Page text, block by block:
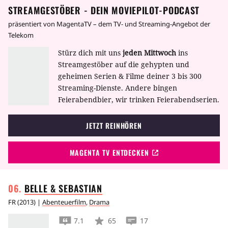
leichtes Vorhaben, da der raffinierte Fantomas
in die verschiedensten Masken schlüpft und
attraktiven Fotografin Helène endlich das
große Geheimnis um Fantomas lüften. Als die
beiden einen Artikel über ein erfundenes
Interview mit Fantomas veröffentlichen, rächt
sich dieser auf seine ganz spezielle Weise.
STREAMGESTÖBER - DEIN MOVIEPILOT-PODCAST
präsentiert von MagentaTV – dem TV- und Streaming-Angebot der
Telekom
Stürz dich mit uns jeden Mittwoch ins
Streamgestöber auf die gehypten und
geheimen Serien & Filme deiner 3 bis 300
Streaming-Dienste. Andere bingen
Feierabendbier, wir trinken Feierabendserien.
JETZT REINHÖREN
MAGENTA TV ENTDECKEN
BELLE &SEBASTIAN
FR(2013) | Abenteuerfilm, Drama
7.1 65 17